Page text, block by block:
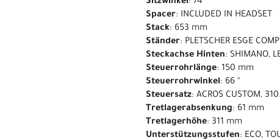
Spacer: INCLUDED IN HEADSET
Stack: 653 mm
Ständer: PLETSCHER ESGE
Steckachse Hinten: SHIMANO,
Steuerrohrlänge: 150 mm
Steuerrohrwinkel: 66 °
Steuersatz: ACROS CUSTOM,
Tretlagerabsenkung: 61 mm
Tretlagerhöhe: 311 mm
Unterstützungsstufen: ECO,